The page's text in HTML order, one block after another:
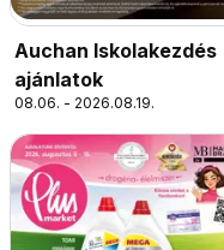
Auchan Iskolakezdés
ajánlatok
08.06. - 2026.08.19.